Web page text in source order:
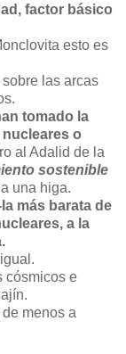
factor básico
esto es
las arcas
tomado la
o
al Adalid de la
sostenible
una higa.
más barata de
a la
cósmicos e
menos a